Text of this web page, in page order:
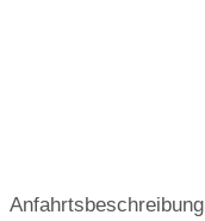
Anfahrtsbeschreibung